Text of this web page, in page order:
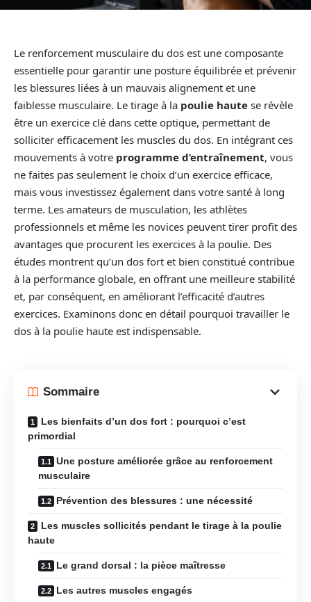
Le renforcement musculaire du dos est une composante
essentielle pour garantir une posture équilibrée et prévenir
les blessures liées à un mauvais alignement et une
faiblesse musculaire. Le tirage à la poulie haute se révèle
être un exercice clé dans cette optique, permettant de
solliciter efficacement les muscles du dos. En intégrant ces
mouvements à votre programme d’entraînement, vous
ne faites pas seulement le choix d’un exercice efficace,
mais vous investissez également dans votre santé à long
terme. Les amateurs de musculation, les athlètes
professionnels et même les novices peuvent tirer profit des
avantages que procurent les exercices à la poulie. Des
études montrent qu’un dos fort et bien constitué contribue
à la performance globale, en offrant une meilleure stabilité
et, par conséquent, en améliorant l’efficacité d’autres
exercices. Examinons donc en détail pourquoi travailler le
dos à la poulie haute est indispensable.
Sommaire
Les bienfaits d’un dos fort : pourquoi c’est
primordial
Une posture améliorée grâce au renforcement
musculaire
Prévention des blessures : une nécessité
Les muscles sollicités pendant le tirage à la poulie
haute
Le grand dorsal : la pièce maîtresse
Les autres muscles engagés